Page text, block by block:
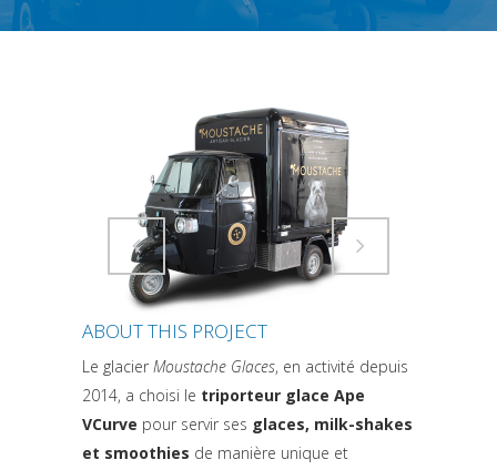
Attiva comando
ABOUT THIS PROJECT
Le glacier Moustache Glaces, en activité depuis
2014, a choisi le triporteur glace Ape
VCurve pour servir ses glaces, milk-shakes
et smoothies de manière unique et